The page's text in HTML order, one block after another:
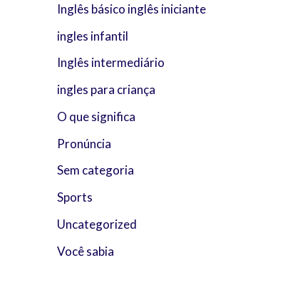
Inglês básico inglês iniciante
ingles infantil
Inglês intermediário
ingles para criança
O que significa
Pronúncia
Sem categoria
Sports
Uncategorized
Você sabia